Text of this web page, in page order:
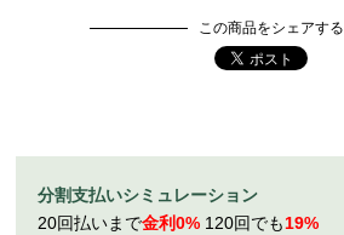
この商品をシェアする
分割支払いシミュレーション
20回払いまで金利0% 120回でも19%